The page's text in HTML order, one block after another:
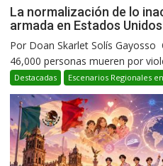
La normalización de lo
armada en Estados Unidos
Por Doan Skarlet Solís
46,000 personas mueren por
Destacadas Escenarios Regionales